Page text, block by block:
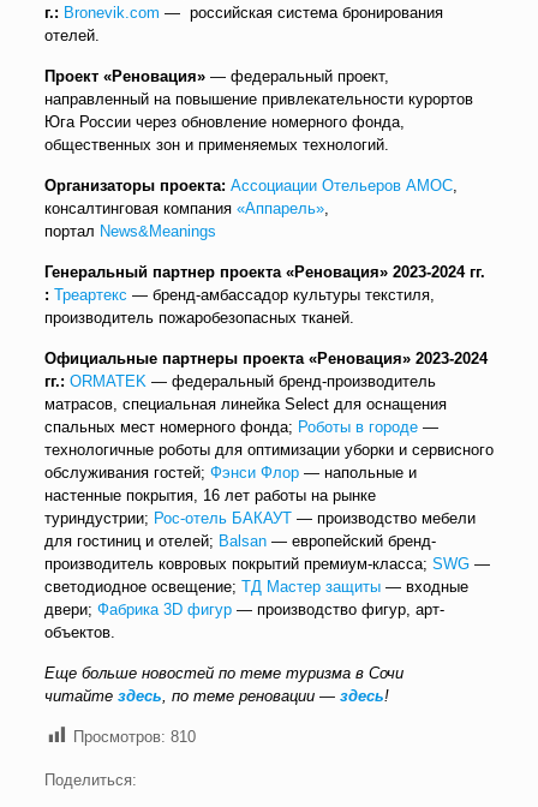
г.: Bronevik.com — российская система бронирования
отелей.
Проект «Реновация»— федеральный проект,
направленный на повышение привлекательности курортов
Юга России через обновление номерного фонда,
общественных зон и применяемых технологий.
Организаторы проекта: Ассоциации Отельеров АМОС,
консалтинговая компания«Аппарель»,
портал News&Meanings
Генеральный партнер проекта «Реновация» 2023-2024 гг.
: Треартекс — бренд-амбассадор культуры текстиля,
производитель пожаробезопасных тканей.
Официальные партнеры проекта «Реновация» 2023-2024
гг.: ORMATEK — федеральный бренд-производитель
матрасов, специальная линейка Select для оснащения
спальных мест номерного фонда; Роботы в городе—
технологичные роботы для оптимизации уборки и сервисного
обслуживания гостей; Фэнси Флор— напольные и
настенные покрытия, 16 лет работы на рынке
туриндустрии; Рос-отель БАКАУТ— производство мебели
для гостиниц и отелей; Balsan— европейский бренд-
производитель ковровых покрытий премиум-класса; SWG—
светодиодное освещение; ТД Мастер защиты— входные
двери; Фабрика 3D фигур— производство фигур, арт-
объектов.
Еще больше новостей по теме туризма в Сочи
читайте здесь , по теме реновации — здесь!
Просмотров: 810
Поделиться: